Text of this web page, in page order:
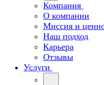
Компания
О компании
Миссия и
Наш подход
Карьера
Отзывы
Услуги